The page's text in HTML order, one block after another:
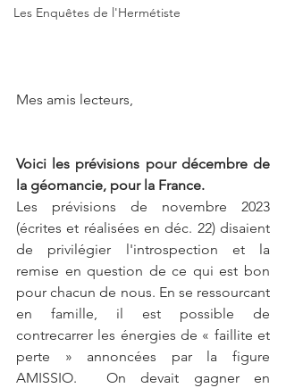
Les Enquêtes de l'Hermétiste
Mes amis lecteurs,
Voici les prévisions pour décembre de
la géomancie, pour la France.
Les prévisions de novembre 2023
(écrites et réalisées en déc. 22) disaient
de privilégier l'introspection et la
remise en question de ce qui est bon
pour chacun de nous. En se ressourcant
en famille, il est possible de
contrecarrer les énergies de « faillite et
perte » annoncées par la figure
AMISSIO.  On devait gagner en